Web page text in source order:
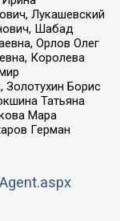
Лукашевский
Шабад
Орлов Олег
Королева
Золотухин Борис
Татьяна
Мара
Герман